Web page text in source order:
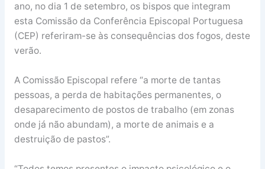
ano, no dia 1 de setembro, os bispos que integram
esta Comissão da Conferência Episcopal Portuguesa
(CEP) referiram-se às consequências dos fogos, deste
verão.
A Comissão Episcopal refere “a morte de tantas
pessoas, a perda de habitações permanentes, o
desaparecimento de postos de trabalho (em zonas
onde já não abundam), a morte de animais e a
destruição de pastos”.